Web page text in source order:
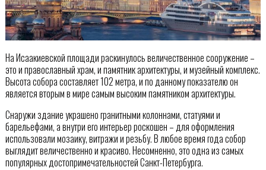
На Исаакиевской площади раскинулось величественное сооружение –
это и православный храм, и памятник архитектуры, и музейный комплекс.
Высота собора составляет 102 метра, и по данному показателю он
является вторым в мире самым высоким памятником архитектуры.
Снаружи здание украшено гранитными колоннами, статуями и
барельефами, а внутри его интерьер роскошен – для оформления
использовали мозаику, витражи и резьбу. В любое время года собор
выглядит величественно и красиво. Несомненно, это одна из самых
популярных достопримечательностей Санкт-Петербурга.